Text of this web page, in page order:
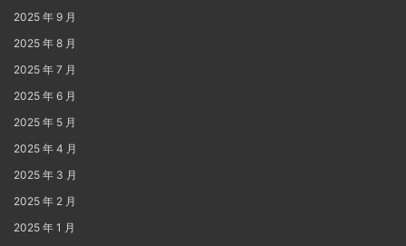
2025 年 9 月
2025 年 8 月
2025 年 7 月
2025 年 6 月
2025 年 5 月
2025 年 4 月
2025 年 3 月
2025 年 2 月
2025 年 1 月